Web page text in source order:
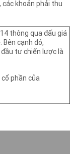
khoản phải thu
thông qua đấu giá
Bên cạnh đó,
đầu tư chiến lược là
phần của